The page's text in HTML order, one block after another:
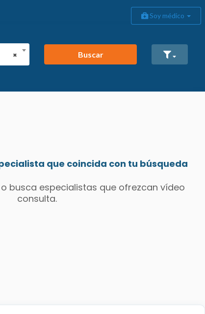
Soy médico
×
Buscar
que coincida con tu búsqueda
busca especialistas que ofrezcan vídeo
consulta.